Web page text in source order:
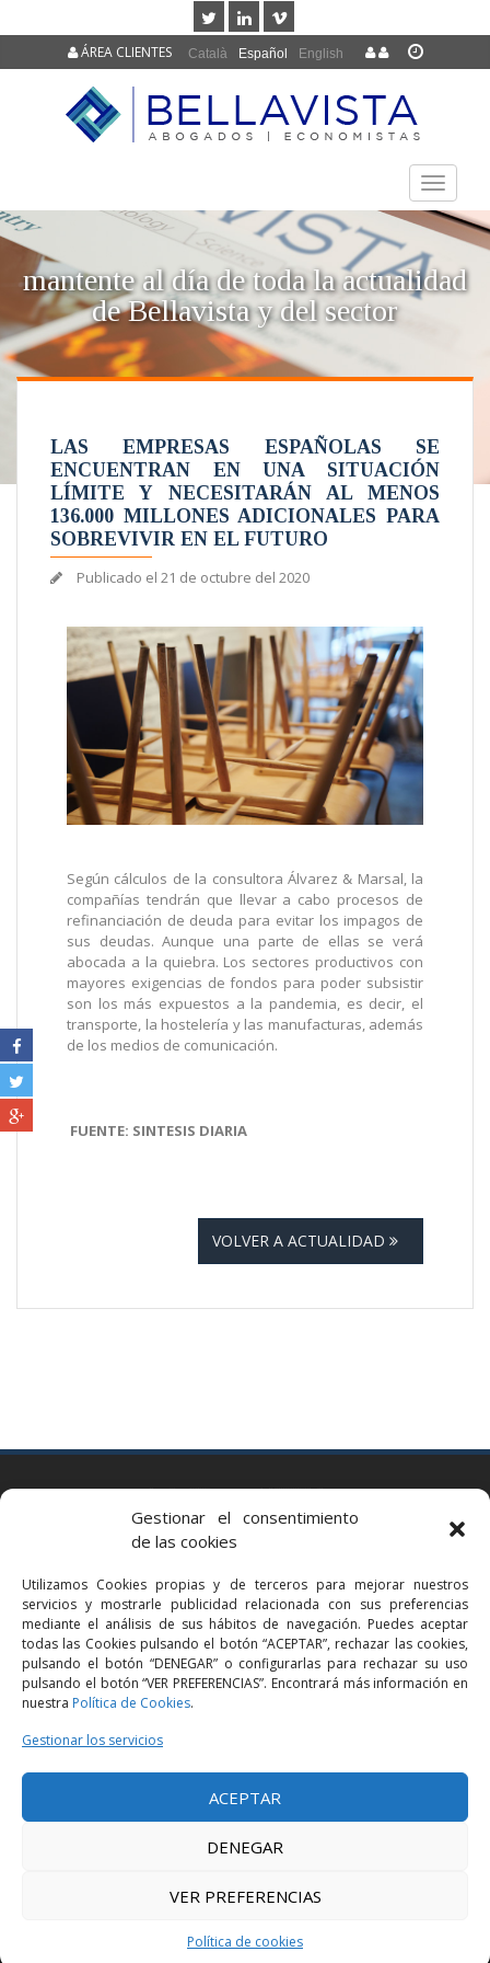
Gestionar el consentimiento
de las cookies
Utilizamos Cookies propias y de terceros para mejorar nuestros
servicios y mostrarle publicidad relacionada con sus preferencias
mediante el análisis de sus hábitos de navegación. Puedes aceptar
todas las Cookies pulsando el botón “ACEPTAR”, rechazar las cookies,
pulsando el botón “DENEGAR” o configurarlas para rechazar su uso
pulsando el botón “VER PREFERENCIAS”. Encontrará más información en
nuestra Política de Cookies.
Gestionar los servicios
ACEPTAR
DENEGAR
VER PREFERENCIAS
Política de cookies
Català Español English
ÁREA CLIENTES
TOGGLE
mantente al día de toda la actualidad
de Bellavista y del sector
LAS EMPRESAS ESPAÑOLAS SE
ENCUENTRAN EN UNA SITUACIÓN
LÍMITE Y NECESITARÁN AL MENOS
136.000 MILLONES ADICIONALES PARA
SOBREVIVIR EN EL FUTURO
Publicado el 21 de octubre del 2020
Según cálculos de la consultora Álvarez & Marsal, la
compañías tendrán que llevar a cabo procesos de
refinanciación de deuda para evitar los impagos de
sus deudas. Aunque una parte de ellas se verá
abocada a la quiebra. Los sectores productivos con
mayores exigencias de fondos para poder subsistir
son los más expuestos a la pandemia, es decir, el
transporte, la hostelería y las manufacturas, además
de los medios de comunicación.
FUENTE: SINTESIS DIARIA
VOLVER A ACTUALIDAD
Via Augusta 2 bis, 3º, 08006 Barcelona
bcn@bellavistalegal.eu
GRANOLLERS
C/ Sant Jaume, 16 1r, 08401 Granollers (Bcn)
+34 93 860 39 60
grn@bellavistalegal.eu
MADRID
C/ Serrano 114, 2º izq. 28006 Madrid.
+34 91 431 98 21 | +34 91 431 98 95
mad@bellavistalegal.eu
© 2016 Bellavista Legal - Todos los derechos reservados -
Diseño: